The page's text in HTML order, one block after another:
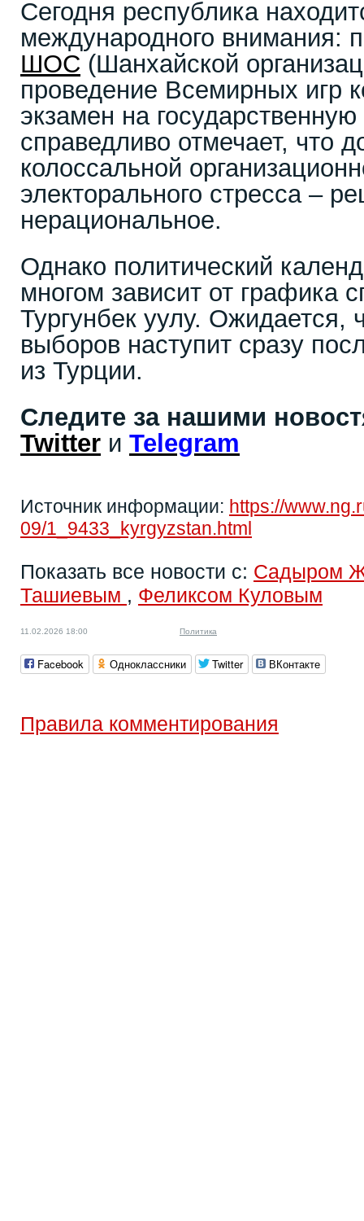
Сегодня республика
международного внимания:
ШОС (Шанхайской
проведение Всемирных игр
экзамен на
справедливо отмечает, что
колоссальной
электорального стресса –
нерациональное.
Однако политический
многом зависит от графика
Тургунбек уулу. Ожидается,
выборов наступит сразу
из Турции.
Следите за нашими
Twitter и Telegram
Источник информации: https://
09/1_9433_kyrgyzstan.html
Показать все новости с: Садыром
Ташиевым , Феликсом Куловым
11.02.2026 18:00 Политика
Facebook Одноклассники Twitter ВКонтакте
Правила комментирования